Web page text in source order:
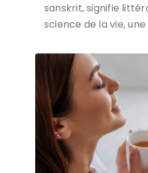
sanskrit, signifie
science de la vie,